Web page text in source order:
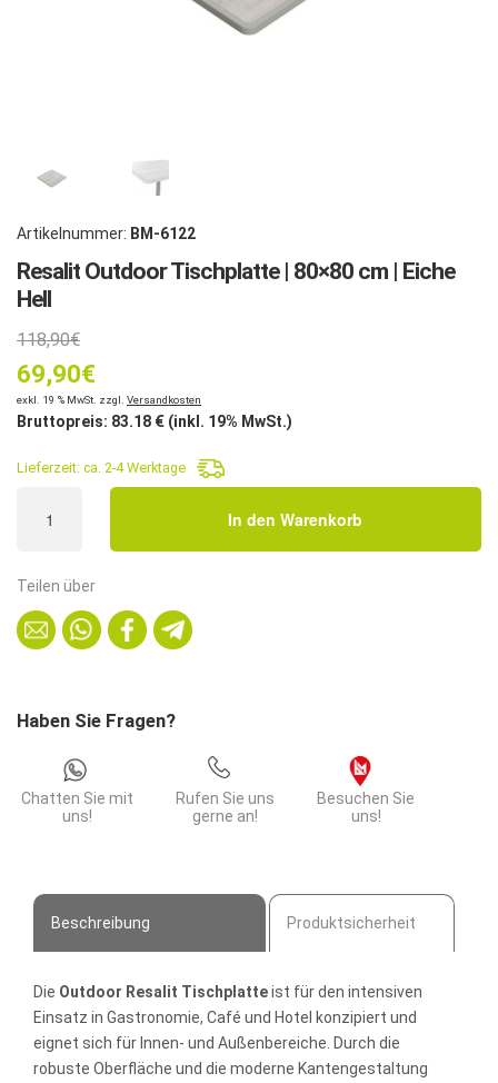
Artikelnummer: BM-6122
Resalit Outdoor Tischplatte | 80×80 cm | Eiche
Hell
118,90€Ursprünglicher
Preis
war:
118,90€
69,90€
Aktueller
Preis
69,90€.
exkl. 19 % MwSt. zzgl. Versandkosten
Bruttopreis: 83.18 € (inkl. 19% MwSt.)
Lieferzeit: ca. 2-4 Werktage
Outdoor
cm
Menge
In den Warenkorb
Teilen über
Haben Sie Fragen?
Chatten Sie mit
uns!
Rufen Sie uns
gerne an!
Besuchen Sie
uns!
Beschreibung Produktsicherheit
Die Outdoor Resalit Tischplatteist für den intensiven
Einsatz in Gastronomie, Café und Hotel konzipiert und
eignet sich für Innen- und Außenbereiche. Durch die
robuste Oberfläche und die moderne Kantengestaltung